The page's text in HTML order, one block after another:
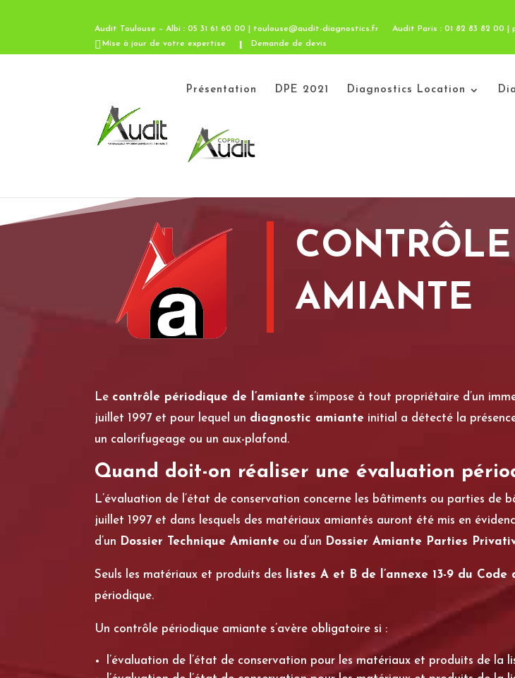
Audit Toulouse – Albi : 05 31 61 60 00 | toulouse@audit-diagnostics.fr Audit Paris : 01 82 83 82 00
Mise à jour de votre expertise
Demande de devis
Présentation DPE 2021 Diagnostics Location
AMIANTE
Le contrôle périodique de l’amiante s’impose à tout propriétaire d’un
juillet 1997 et pour lequel un diagnostic amiante initial a détecté la
un calorifugeage ou un aux-plafond.
Quand doit-on réaliser une évaluation
L’évaluation de l’état de conservation concerne les bâtiments ou parties
juillet 1997 et dans lesquels des matériaux amiantés auront été mis en
d’un Dossier Technique Amiante ou d’un Dossier Amiante Parties
Seuls les matériaux et produits des listes A et B de l’annexe 13-9 du
périodique.
Un contrôle périodique amiante s’avère obligatoire si :
l’évaluation de l’état de conservation pour les matériaux et produits de la